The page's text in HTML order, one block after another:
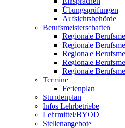
Übungsprüfungen
Aufsichtsbehörde
Berufsmeisterschaften
Regionale
Regionale
Regionale
Regionale
Regionale
Termine
Ferienplan
Stundenplan
Infos Lehrbetriebe
Lehrmittel/BYOD
Stellenangebote